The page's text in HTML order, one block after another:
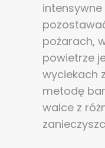
pożarach,
powietrze
wyciekach
metodę
walce z